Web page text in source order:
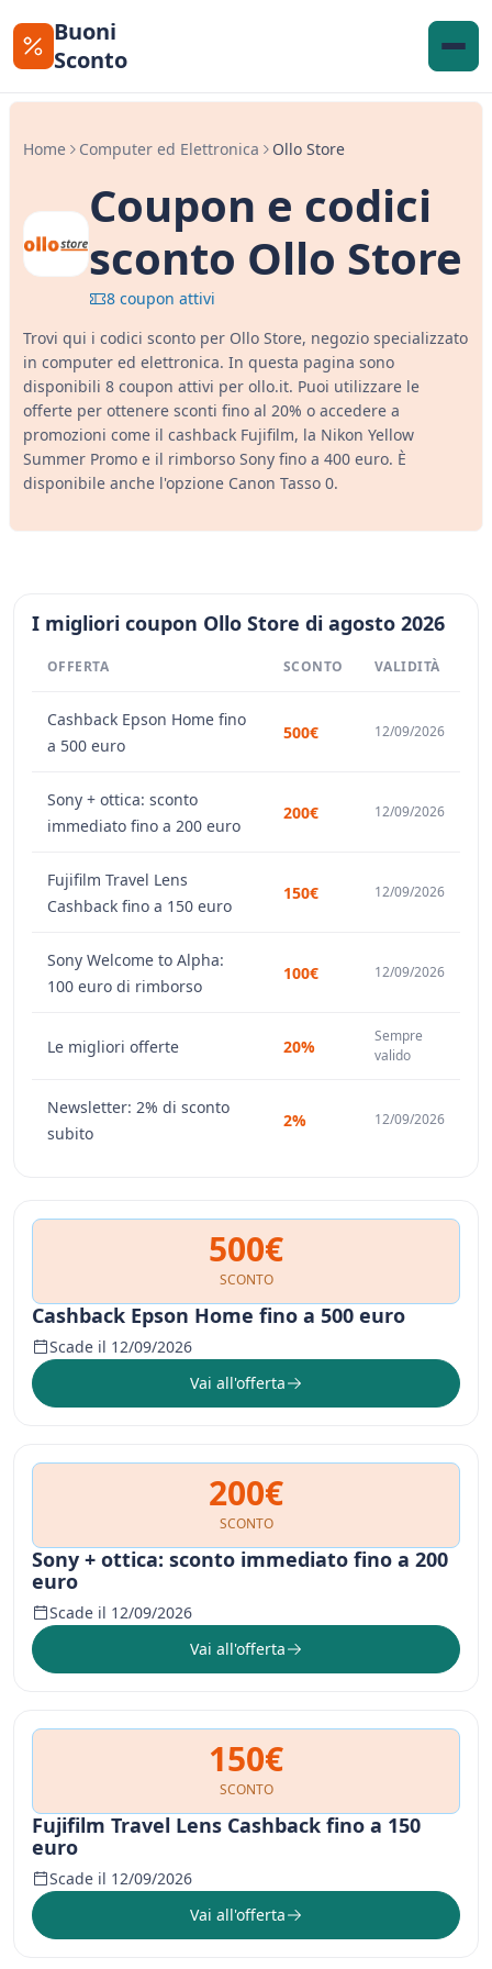
Buoni
Sconto
Home Computer ed Elettronica Ollo Store
Coupon e codici
sconto Ollo Store
8 coupon attivi
Trovi qui i codici sconto per Ollo Store, negozio specializzato
in computer ed elettronica. In questa pagina sono
disponibili 8 coupon attivi per ollo.it. Puoi utilizzare le
offerte per ottenere sconti fino al 20% o accedere a
promozioni come il cashback Fujifilm, la Nikon Yellow
Summer Promo e il rimborso Sony fino a 400 euro. È
disponibile anche l'opzione Canon Tasso 0.
I migliori coupon Ollo Store di agosto 2026
OFFERTA SCONTO VALIDITÀ
Cashback Epson Home fino
a 500 euro
500€ 12/09/2026
Sony + ottica: sconto
immediato fino a 200 euro
200€ 12/09/2026
Fujifilm Travel Lens
Cashback fino a 150 euro
150€ 12/09/2026
Sony Welcome to Alpha:
100 euro di rimborso
100€ 12/09/2026
Le migliori offerte 20%
Sempre
valido
Newsletter: 2% di sconto
subito
2% 12/09/2026
500€
SCONTO
Cashback Epson Home fino a 500 euro
Scade il 12/09/2026
Vai all'offerta
200€
SCONTO
Sony + ottica: sconto immediato fino a 200
euro
Scade il 12/09/2026
Vai all'offerta
150€
SCONTO
Fujifilm Travel Lens Cashback fino a 150
euro
Scade il 12/09/2026
Vai all'offerta